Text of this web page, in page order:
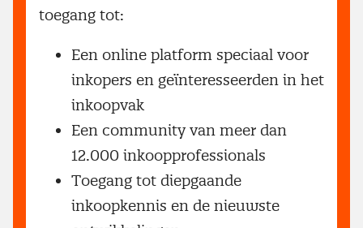
toegang tot:
Een online platform speciaal voor
inkopers en geïnteresseerden in het
inkoopvak
Een community van meer dan
12.000 inkoopprofessionals
Toegang tot diepgaande
inkoopkennis en de nieuwste